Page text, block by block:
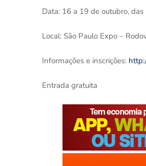
Data: 16 a 19 de outubro,
Local: São Paulo Expo –
Informações e inscrições:
Entrada gratuita